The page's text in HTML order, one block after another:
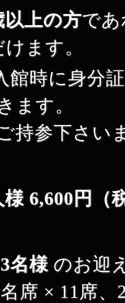
以上の方で
ます。
館時に身分
ます。
持参下さい
6,600円（
名様のお迎
席 × 11席、